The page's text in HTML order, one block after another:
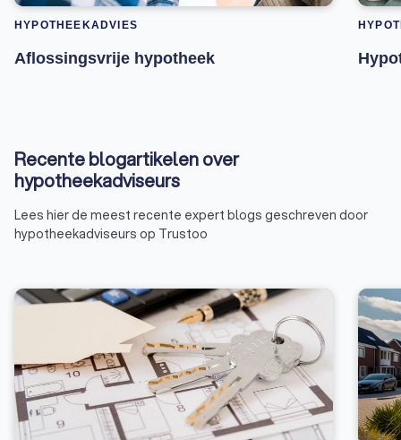
HYPOTHEEKADVIES
Aflossingsvrije hypotheek
Recente blogartikelen over
hypotheekadviseurs
Lees hier de meest recente expert blogs geschreven door
hypotheekadviseurs op Trustoo